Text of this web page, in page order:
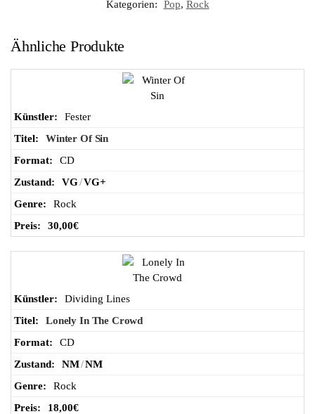
Wa
ko
Kategorien: Pop, Rock
Ähnliche Produkte
Fester
Winter Of Sin
CD
VG/VG+
Rock
30,00€
Dividing Lines
Lonely In The Crowd
CD
NM/NM
Rock
18,00€